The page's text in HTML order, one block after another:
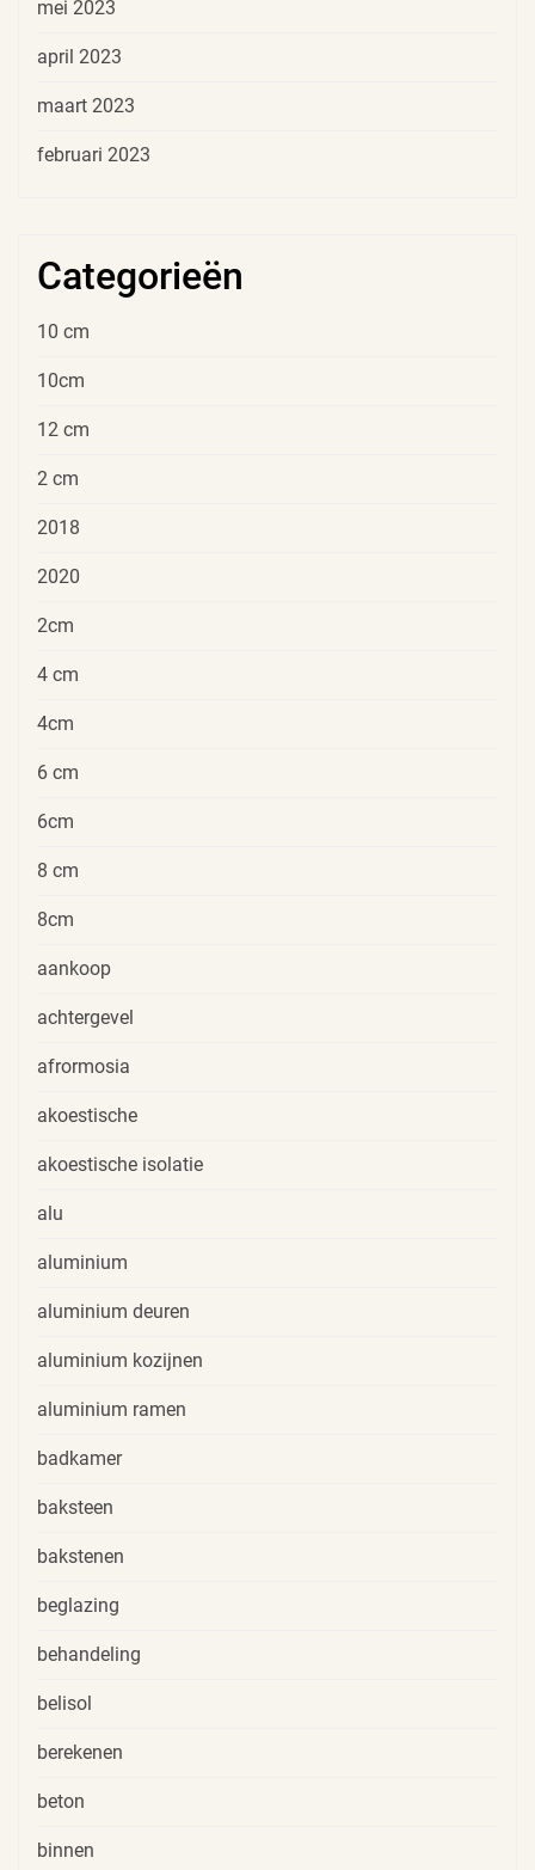
mei 2023
april 2023
maart 2023
februari 2023
Categorieën
10 cm
10cm
12 cm
2 cm
2018
2020
2cm
4 cm
4cm
6 cm
6cm
8 cm
8cm
aankoop
achtergevel
afrormosia
akoestische
akoestische isolatie
alu
aluminium
aluminium deuren
aluminium kozijnen
aluminium ramen
badkamer
baksteen
bakstenen
beglazing
behandeling
belisol
berekenen
beton
binnen